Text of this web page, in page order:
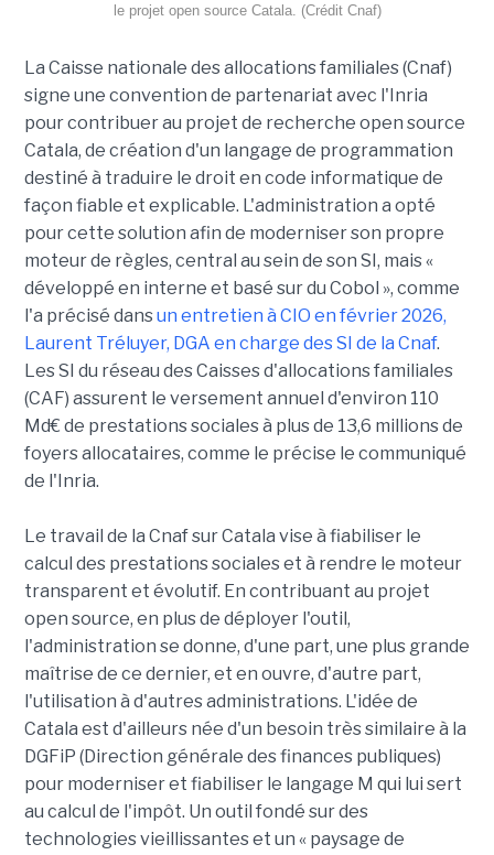
le projet open source Catala. (Crédit Cnaf)
La Caisse nationale des allocations familiales (Cnaf)
signe une convention de partenariat avec l'Inria
pour contribuer au projet de recherche open source
Catala, de création d'un langage de programmation
destiné à traduire le droit en code informatique de
façon fiable et explicable. L'administration a opté
pour cette solution afin de moderniser son propre
moteur de règles, central au sein de son SI, mais «
développé en interne et basé sur du Cobol », comme
l'a précisé dansun entretien à CIO en février 2026,
Laurent Tréluyer, DGA en charge des SI de la Cnaf.
Les SI du réseau des Caisses d'allocations familiales
(CAF) assurent le versement annuel d'environ 110
Md€ de prestations sociales à plus de 13,6 millions de
foyers allocataires, comme le précise le communiqué
de l'Inria.
Le travail de la Cnaf sur Catala vise à fiabiliser le
calcul des prestations sociales et à rendre le moteur
transparent et évolutif. En contribuant au projet
open source, en plus de déployer l'outil,
l'administration se donne, d'une part, une plus grande
maîtrise de ce dernier, et en ouvre, d'autre part,
l'utilisation à d'autres administrations. L'idée de
Catala est d'ailleurs née d'un besoin très similaire à la
DGFiP (Direction générale des finances publiques)
pour moderniser et fiabiliser le langage M qui lui sert
au calcul de l'impôt. Un outil fondé sur des
technologies vieillissantes et un « paysage de